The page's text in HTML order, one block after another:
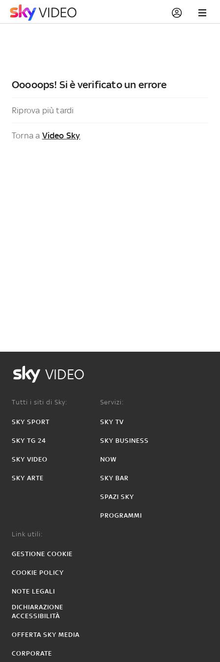
Ooooops! Si è verificato un errore
Riprova più tardi
Torna a Video Sky
VIDEO
Tutti i siti di Sky:
SKY SPORT
SKY TG 24
SKY VIDEO
SKY ARTE
Servizi:
SKY TV
SKY BUSINESS
NOW
SKY BAR
SPAZI SKY
PROGRAMMI
Link utili:
GESTIONE COOKIE
COOKIE POLICY
NOTE LEGALI
DICHIARAZIONE
ACCESSIBILITÀ
OFFERTA SKY MEDIA
CORPORATE